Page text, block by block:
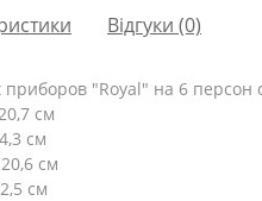
Відгуки (0)
"Royal" на 6 персон
см
см
см
см